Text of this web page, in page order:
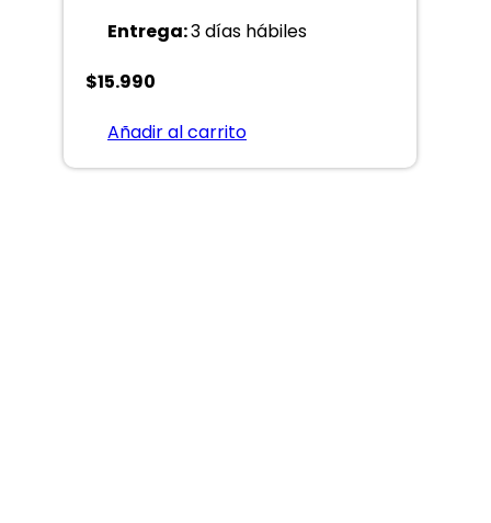
Entrega:3 días hábiles
$15.990
Añadir al carrito